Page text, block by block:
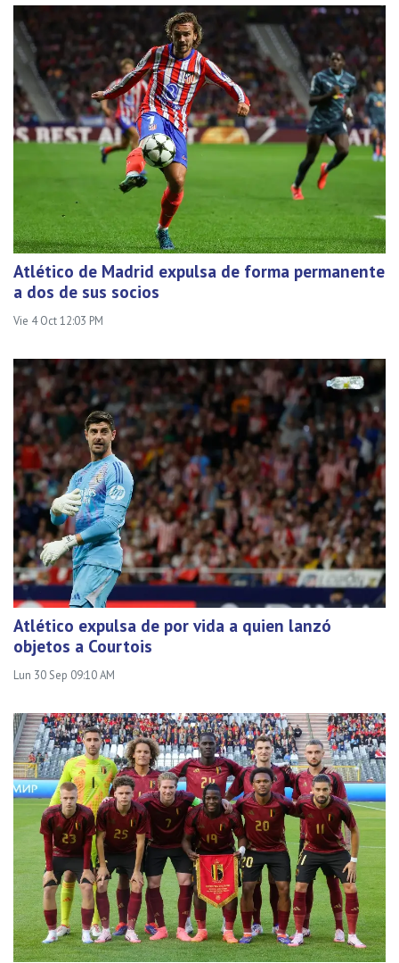
Atlético de Madrid expulsa de forma permanente
a dos de sus socios
Vie 4 Oct 12:03 PM
Atlético expulsa de por vida a quien lanzó
objetos a Courtois
Lun 30 Sep 09:10 AM